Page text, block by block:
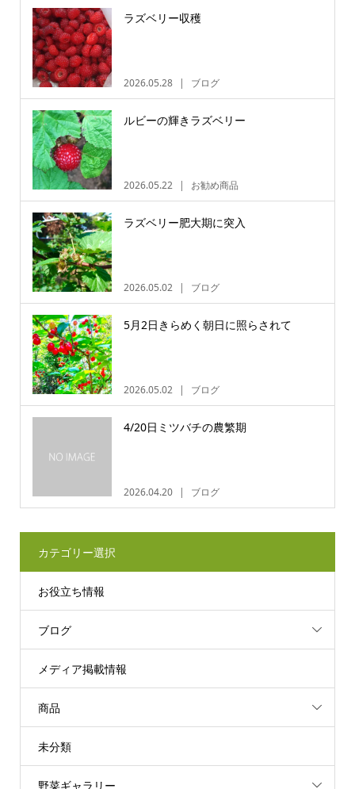
ラズベリー収穫
2026.05.28 ブログ
ルビーの輝きラズベリー
2026.05.22 お勧め商品
ラズベリー肥大期に突入
2026.05.02 ブログ
5月2日きらめく朝日に照らされて
2026.05.02 ブログ
4/20日ミツバチの農繁期
2026.04.20 ブログ
カテゴリー選択
お役立ち情報
ブログ
メディア掲載情報
商品
未分類
野菜ギャラリー